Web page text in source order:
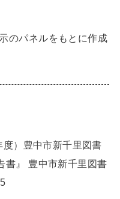
のパネルをもとに作成
）豊中市新千里図書
書』 豊中市新千里図書